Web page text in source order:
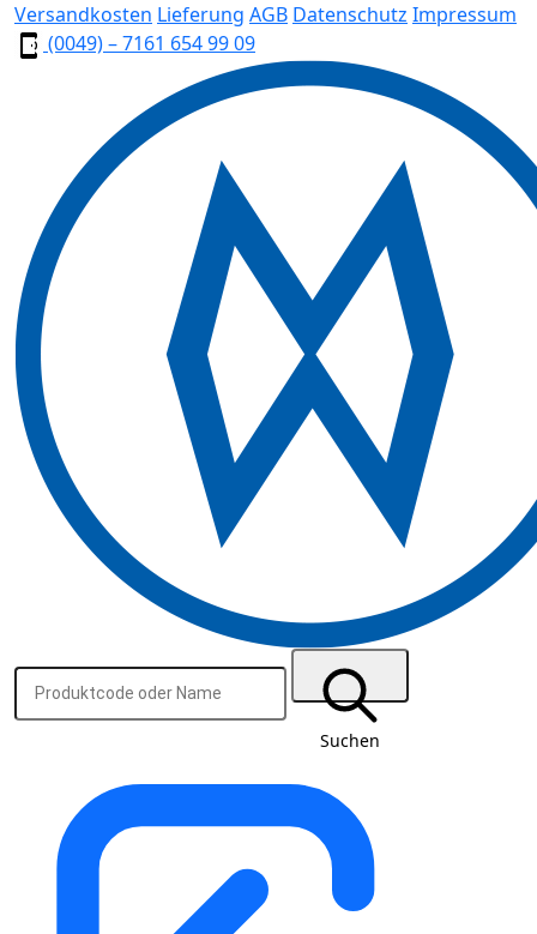
Versandkosten Lieferung AGB Datenschutz Impressum
(0049) – 7161 654 99 09
Suchen